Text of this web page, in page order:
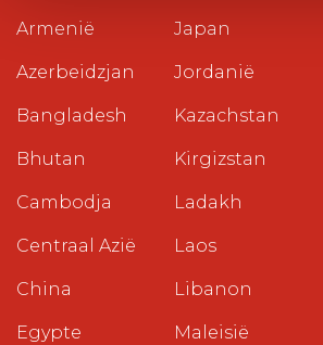
Armenië
Azerbeidzjan
Bangladesh
Bhutan
Cambodja
Centraal Azië
China
Egypte
Japan
Jordanië
Kazachstan
Kirgizstan
Ladakh
Laos
Libanon
Maleisië